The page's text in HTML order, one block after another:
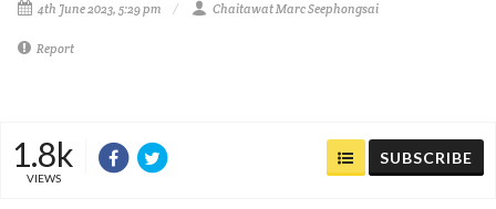
4th June 2023, 5:29 pm Chaitawat Marc Seephongsai
Report
1.8k
VIEWS
SUBSCRIBE